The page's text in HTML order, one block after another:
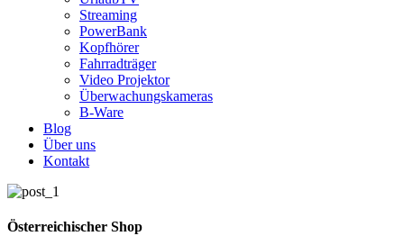
Streaming
PowerBank
Kopfhörer
Fahrradträger
Video Projektor
Überwachungskameras
B-Ware
Blog
Über uns
Kontakt
Österreichischer Shop